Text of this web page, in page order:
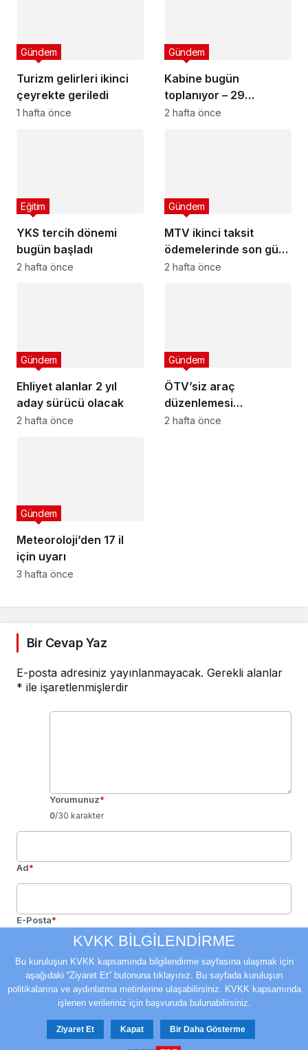
Turizm gelirleri ikinci
çeyrekte geriledi
Gündem
1 hafta önce
Kabine bugün
toplanıyor – 29
Temmuz 2026
Gündem
2 hafta önce
YKS tercih dönemi
bugün başladı
Eğitim
2 hafta önce
MTV ikinci taksit
ödemelerinde son gün
cuma
Gündem
2 hafta önce
Ehliyet alanlar 2 yıl
aday sürücü olacak
Gündem
2 hafta önce
ÖTV’siz araç
düzenlemesi
Meclis’ten geçti mi?
Gündem
2 hafta önce
Meteoroloji’den 17 il
için uyarı
Gündem
3 hafta önce
Bir Cevap Yaz
E-posta adresiniz yayınlanmayacak. Gerekli alanlar
* ile işaretlenmişlerdir
Yorumunuz*
0/30 karakter
Ad*
E-Posta*
Bir dahaki sefere yorum yaptığımda kullanılmak üzere adımı, e-
posta adresimi ve web site adresimi bu tarayıcıya kaydet.
Yorum Gönder Giriş Yap
KVKK BİLGİLENDİRME
Bu kuruluşun KVKK kapsamında bilgilendirme sayfasına ulaşmak için
aşağıdaki “Ziyaret Et” butonuna tıklayınız. Bu sayfada kuruluşun
politikalarına ve aydınlatma metinlerine ulaşabilirsiniz. KVKK kapsamında
işlenen verileriniz için başvuruda bulunabilirsiniz.
Ziyaret Et Kapat Bir Daha Gösterme